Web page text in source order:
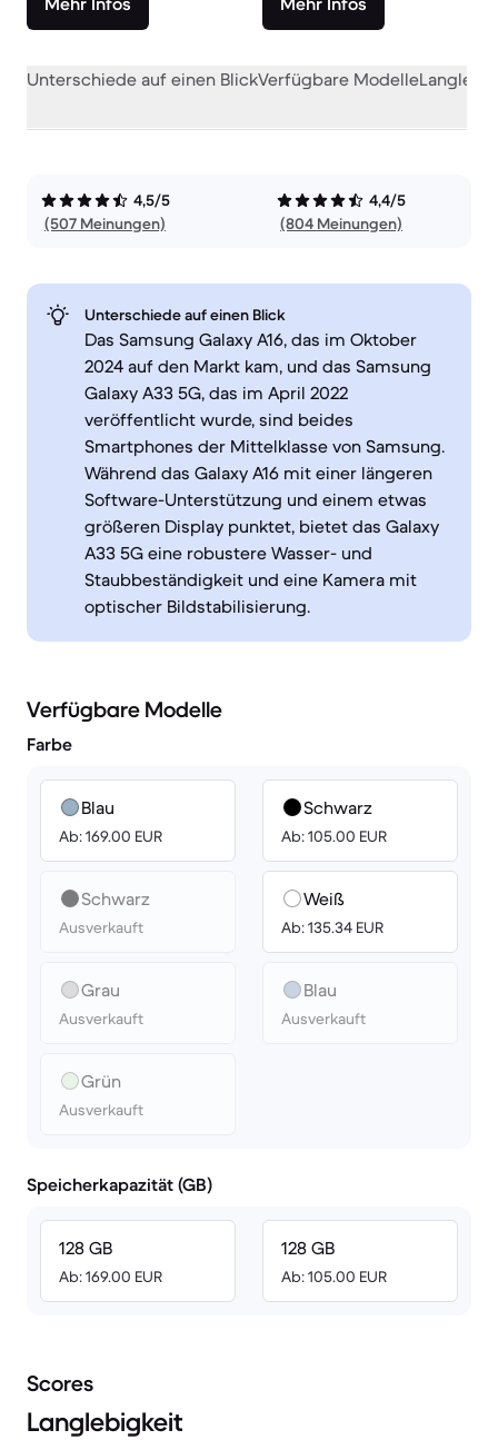
Unterschiede auf einen BlickVerfügbare Modelle
4,5/5
(507 Meinungen)
4,4/5
(804 Meinungen)
Unterschiede auf einen Blick
Das Samsung Galaxy A16, das im Oktober
2024 auf den Markt kam, und das Samsung
Galaxy A33 5G, das im April 2022
veröffentlicht wurde, sind beides
Smartphones der Mittelklasse von Samsung.
Während das Galaxy A16 mit einer längeren
Software-Unterstützung und einem etwas
größeren Display punktet, bietet das Galaxy
A33 5G eine robustere Wasser- und
Staubbeständigkeit und eine Kamera mit
optischer Bildstabilisierung.
Verfügbare Modelle
Farbe
Blau
Ab: 169.00 EUR
Schwarz
Ausverkauft
Grau
Ausverkauft
Grün
Ausverkauft
Schwarz
Ab: 105.00 EUR
Weiß
Ab: 135.34 EUR
Blau
Ausverkauft
Speicherkapazität (GB)
128 GB
Ab: 169.00 EUR
128 GB
Ab: 105.00 EUR
Scores
Langlebigkeit